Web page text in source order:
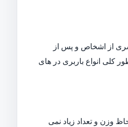
از اشخاص و پس از
کلی انواع باربری در های
وزن و تعداد زیاد نمی